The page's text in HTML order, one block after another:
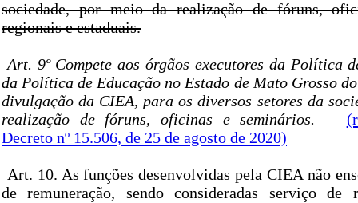
sociedade, por meio da realização de fóruns,
regionais e estaduais.
Art. 9º Compete aos órgãos executores da Política
da Política de Educação no Estado de Mato Grosso
divulgação da CIEA, para os diversos setores da
realização de fóruns, oficinas e seminários.
Decreto nº 15.506, de 25 de agosto de 2020)
Art. 10. As funções desenvolvidas pela CIEA não
de remuneração, sendo consideradas serviço de